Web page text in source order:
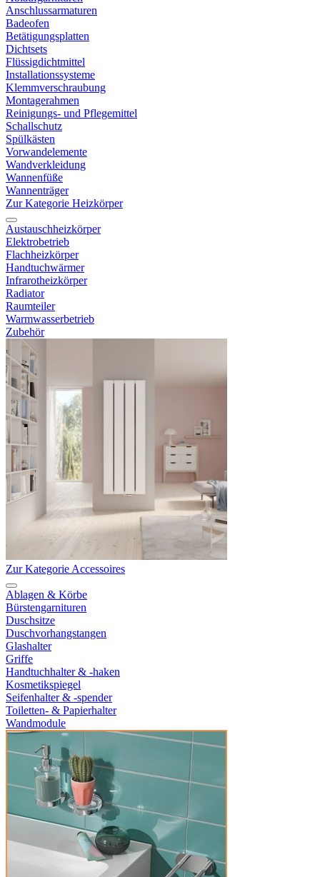
Anschlussarmaturen
Badeofen
Betätigungsplatten
Dichtsets
Flüssigdichtmittel
Installationssysteme
Klemmverschraubung
Montagerahmen
Reinigungs- und Pflegemittel
Schallschutz
Spülkästen
Vorwandelemente
Wandverkleidung
Wannenfüße
Wannenträger
Zur Kategorie Heizkörper
Austauschheizkörper
Elektrobetrieb
Flachheizkörper
Handtuchwärmer
Infrarotheizkörper
Radiator
Raumteiler
Warmwasserbetrieb
Zubehör
Zur Kategorie Accessoires
Ablagen & Körbe
Bürstengarnituren
Duschsitze
Duschvorhangstangen
Glashalter
Griffe
Handtuchhalter & -haken
Kosmetikspiegel
Seifenhalter & -spender
Toiletten- & Papierhalter
Wandmodule